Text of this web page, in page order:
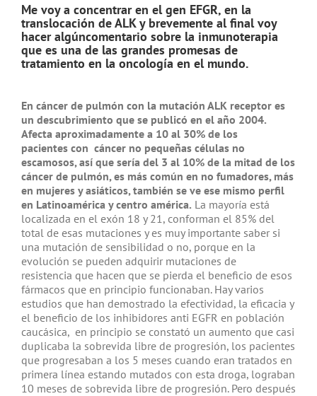
Me voy a concentrar en el gen EFGR, en la
translocación de ALK y brevemente al final voy
hacer algúncomentario sobre la inmunoterapia
que es una de las grandes promesas de
tratamiento en la oncología en el mundo.
En cáncer de pulmón con la mutación ALK receptor es
un descubrimiento que se publicó en el año 2004.
Afecta aproximadamente a 10 al 30% de los
pacientes con cáncer no pequeñas células no
escamosos, así que sería del 3 al 10% de la mitad de los
cáncer de pulmón, es más común en no fumadores, más
en mujeres y asiáticos, también se ve ese mismo perfil
en Latinoamérica y centro américa. La mayoría está
localizada en el exón 18 y 21, conforman el 85% del
total de esas mutaciones y es muy importante saber si
una mutación de sensibilidad o no, porque en la
evolución se pueden adquirir mutaciones de
resistencia que hacen que se pierda el beneficio de esos
fármacos que en principio funcionaban. Hay varios
estudios que han demostrado la efectividad, la eficacia y
el beneficio de los inhibidores anti EGFR en población
caucásica, en principio se constató un aumento que casi
duplicaba la sobrevida libre de progresión, los pacientes
que progresaban a los 5 meses cuando eran tratados en
primera línea estando mutados con esta droga, lograban
10 meses de sobrevida libre de progresión. Pero después